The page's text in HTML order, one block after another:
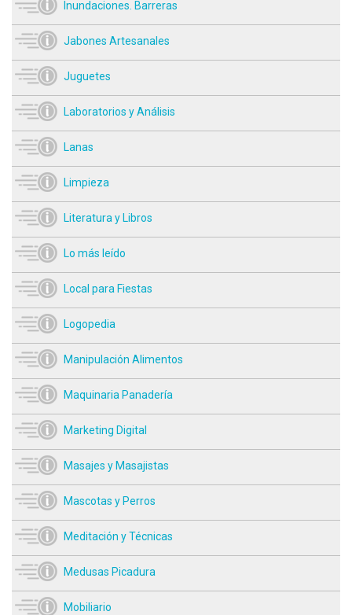
Inundaciones. Barreras
Jabones Artesanales
Juguetes
Laboratorios y Análisis
Lanas
Limpieza
Literatura y Libros
Lo más leído
Local para Fiestas
Logopedia
Manipulación Alimentos
Maquinaria Panadería
Marketing Digital
Masajes y Masajistas
Mascotas y Perros
Meditación y Técnicas
Medusas Picadura
Mobiliario